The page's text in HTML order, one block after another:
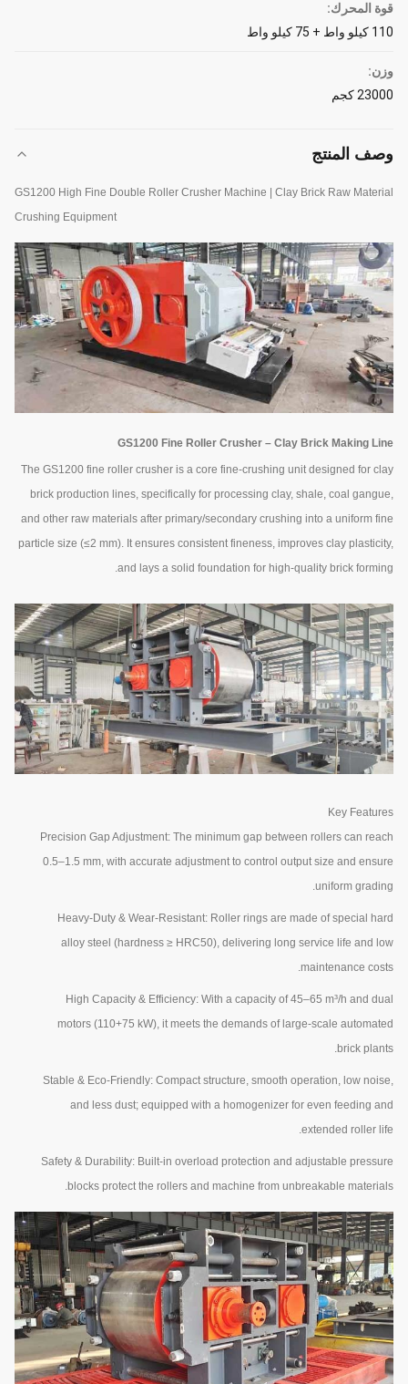
قوة المحرك:
110 كيلو واط + 75 كيلو واط
وزن:
23000 كجم
وصف المنتج
GS1200 High Fine Double Roller Crusher Machine | Clay Brick Raw Material
Crushing Equipment
GS1200 Fine Roller Crusher – Clay Brick Making Line
The GS1200 fine roller crusher is a core fine-crushing unit designed for clay
brick production lines, specifically for processing clay, shale, coal gangue,
and other raw materials after primary/secondary crushing into a uniform fine
particle size (≤2 mm). It ensures consistent fineness, improves clay plasticity,
and lays a solid foundation for high-quality brick forming.
Key Features
Precision Gap Adjustment: The minimum gap between rollers can reach
0.5–1.5 mm, with accurate adjustment to control output size and ensure
uniform grading.
Heavy-Duty & Wear-Resistant: Roller rings are made of special hard
alloy steel (hardness ≥ HRC50), delivering long service life and low
maintenance costs.
High Capacity & Efficiency: With a capacity of 45–65 m³/h and dual
motors (110+75 kW), it meets the demands of large-scale automated
brick plants.
Stable & Eco-Friendly: Compact structure, smooth operation, low noise,
and less dust; equipped with a homogenizer for even feeding and
extended roller life.
Safety & Durability: Built-in overload protection and adjustable pressure
blocks protect the rollers and machine from unbreakable materials.